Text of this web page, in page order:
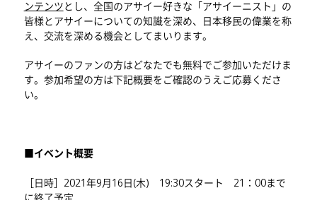
ンテンツとし、全国のアサイー好きな「アサイーニスト」の
皆様とアサイーについての知識を深め、日本移民の偉業を称
え、交流を深める機会としてまいります。
アサイーのファンの方はどなたでも無料でご参加いただけま
す。参加希望の方は下記概要をご確認のうえご応募くださ
い。
■イベント概要
［日時］2021年9月16日(木) 19:30スタート 21：00まで